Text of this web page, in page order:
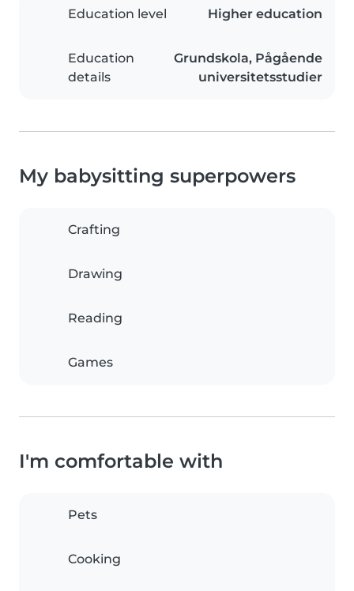
Education level Higher education
Education
details
Grundskola, Pågående
universitetsstudier
My babysitting superpowers
Crafting
Drawing
Reading
Games
I'm comfortable with
Pets
Cooking